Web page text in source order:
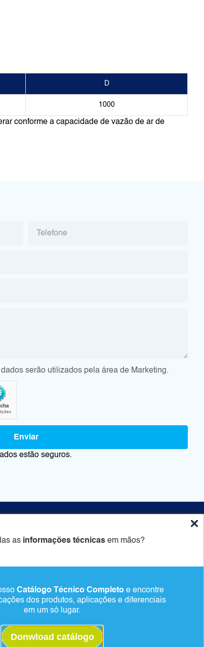
as informações técnicas em mãos?
Catálogo Técnico Completo e encontre
dos produtos, aplicações e diferenciais
em um só lugar.
Donwload catálogo
D
1000
conforme a capacidade de vazão de ar de
serão utilizados pela área de Marketing.
Enviar
estão seguros.
Alternative: